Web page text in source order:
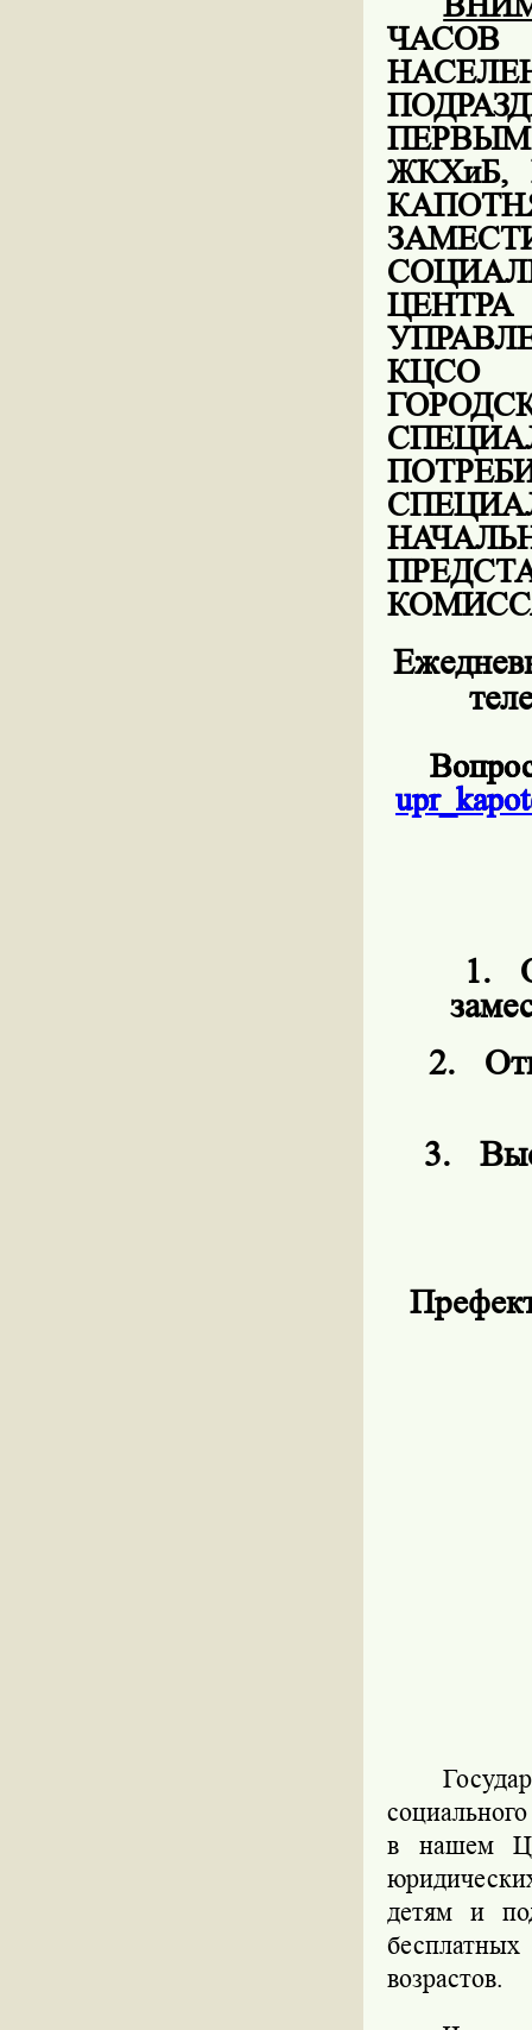
ЖКХиБ,
КЦСО
upr_ kapot
1.
2.
3.
в нашем
детям и
возрастов.